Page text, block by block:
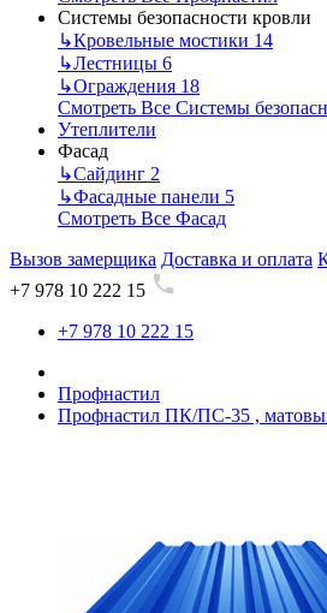
Системы безопасности кровли
↳Кровельные мостики 14
↳Лестницы 6
↳Ограждения 18
Смотреть Все Системы
Утеплители
Фасад
↳Сайдинг 2
↳Фасадные панели 5
Смотреть Все Фасад
Вызов замерщика Доставка и оплата
+7 978 10 222 15
+7 978 10 222 15
Профнастил
Профнастил ПК/ПС-35 ,